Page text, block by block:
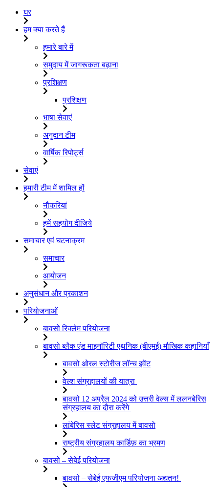
घर
हम क्या करते हैं
हमारे बारे में
समुदाय में जागरूकता बढ़ाना
प्रशिक्षण
प्रशिक्षण
भाषा सेवाएं
अनुदान टीम
वार्षिक रिपोर्ट्स
सेवाएं
हमारी टीम में शामिल हों
नौकरियां
हमें सहयोग दीजिये
समाचार एवं घटनाक्रम
समाचार
आयोजन
अनुसंधान और प्रकाशन
परियोजनाओं
बावसो रिक्लेम परियोजना
बावसो ब्लैक एंड माइनॉरिटी एथनिक (बीएमई) मौखिक कहानियाँ
बावसो ओरल स्टोरीज लॉन्च इवेंट
वेल्श संग्रहालयों की यात्रा
बावसो 12 अप्रैल 2024 को उत्तरी वेल्स में ललनबेरिस
संग्रहालय का दौरा करेंगे
लांबेरिस स्लेट संग्रहालय में बावसो
राष्ट्रीय संग्रहालय कार्डिफ़ का भ्रमण
बावसो – सेबेई परियोजना
बावसो – सेबेई एफजीएम परियोजना अद्यतन!